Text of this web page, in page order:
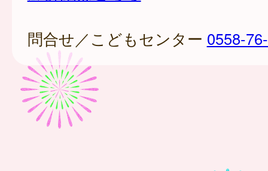
問合せ／こどもセンター 0558-